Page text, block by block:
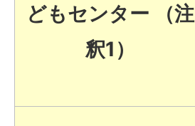
どもセンター （注
釈1）